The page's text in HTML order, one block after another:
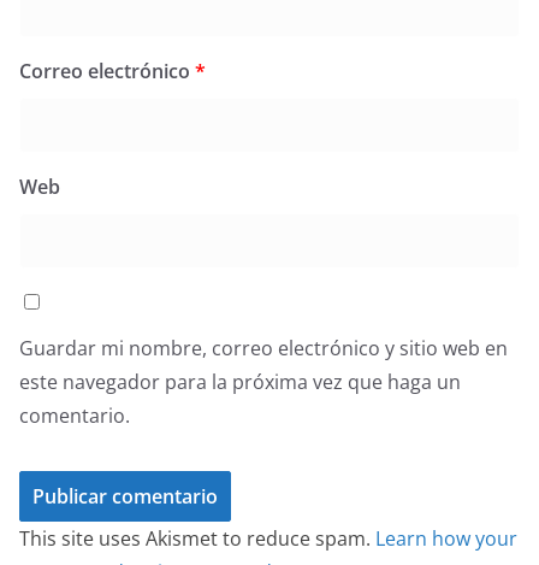
Correo electrónico *
Web
Guardar mi nombre, correo electrónico y sitio web en
este navegador para la próxima vez que haga un
comentario.
This site uses Akismet to reduce spam. Learn how your